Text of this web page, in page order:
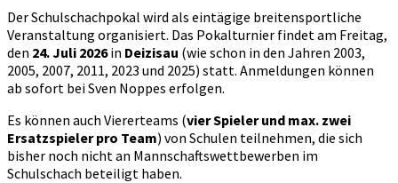
Der Schulschachpokal wird als eintägige breitensportliche
Veranstaltung organisiert. Das Pokalturnier findet am Freitag,
den 24. Juli 2026in Deizisau (wie schon in den Jahren 2003,
2005, 2007, 2011, 2023 und 2025) statt. Anmeldungen können
ab sofort bei Sven Noppes erfolgen.
Es können auch Viererteams (vier Spieler und max. zwei
Ersatzspieler pro Team) von Schulen teilnehmen, die sich
bisher noch nicht an Mannschaftswettbewerben im
Schulschach beteiligt haben.